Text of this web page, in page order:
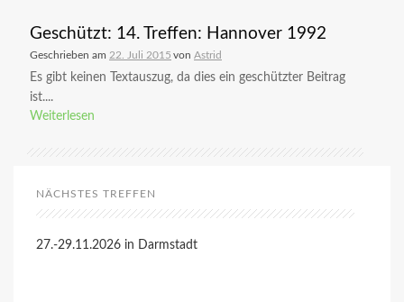
Geschützt: 14. Treffen: Hannover 1992
Geschrieben am 22. Juli 2015 von Astrid
Es gibt keinen Textauszug, da dies ein geschützter Beitrag
ist....
Weiterlesen
NÄCHSTES TREFFEN
27.-29.11.2026 in Darmstadt